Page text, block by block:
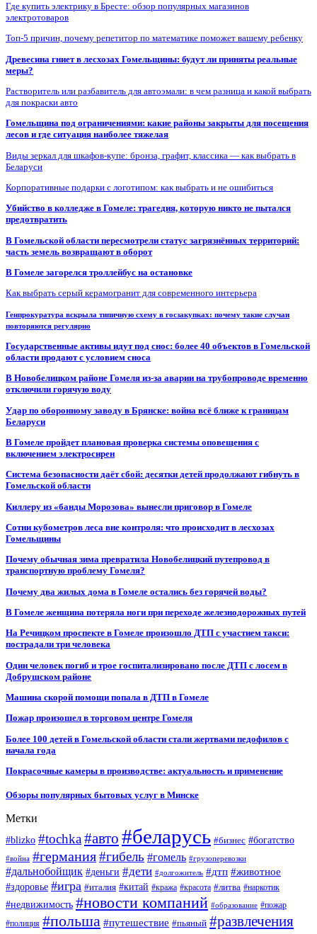
Где купить электрику в Бресте: обзор популярных магазинов
электротоваров
Топ-5 причин, почему репетитор по математике поможет вашему ребенку
Древесина гниет в лесхозах Гомельщины: будут ли приняты реальные
меры?
Растворитель или разбавитель для автоэмали: в чем разница и какой выбрать
для покраски авто
Гомельщина под ограничениями: какие районы закрыты для посещения
лесов и где ситуация наиболее тяжелая
Виды зеркал для шкафов-купе: бронза, графит, классика — как выбрать в
Беларуси
Корпоративные подарки с логотипом: как выбрать и не ошибиться
Убийство в колледже в Гомеле: трагедия, которую никто не пытался
предотвратить
В Гомельской области пересмотрели статус загрязнённых территорий:
часть земель возвращают в оборот
В Гомеле загорелся троллейбус на остановке
Как выбрать серый керамогранит для современного интерьера
Генпрокуратура вскрыла типичную схему в госзакупках: почему такие случаи
повторяются регулярно
Государственные активы идут под снос: более 40 объектов в Гомельской
области продают с условием сноса
В Новобелицком районе Гомеля из-за аварии на трубопроводе временно
отключили горячую воду
Удар по оборонному заводу в Брянске: война всё ближе к границам
Беларуси
В Гомеле пройдет плановая проверка системы оповещения с
включением электросирен
Система безопасности даёт сбой: десятки детей продолжают гибнуть в
Гомельской области
Киллеру из «банды Морозова» вынесли приговор в Гомеле
Сотни кубометров леса вне контроля: что происходит в лесхозах
Гомельщины
Почему обычная зима превратила Новобелицкий путепровод в
транспортную проблему Гомеля?
Почему два жилых дома в Гомеле остались без горячей воды?
В Гомеле женщина потеряла ноги при переходе железнодорожных путей
На Речицком проспекте в Гомеле произошло ДТП с участием такси:
пострадали три человека
Один человек погиб и трое госпитализировано после ДТП с лосем в
Добрушском районе
Машина скорой помощи попала в ДТП в Гомеле
Пожар произошел в торговом центре Гомеля
Более 100 детей в Гомельской области стали жертвами педофилов с
начала года
Покрасочные камеры в производстве: актуальность и применение
Обзоры популярных бытовых услуг в Минске
Метки
#blizko #tochka#авто #беларусь #бизнес #богатство
#война #германия#гибель #гомель #грузоперевозки
#дальнобойщик #деньги #дети #долгожитель #дтп #животное
#здоровье #игра #италия #китай #кража #красота #литва #наркотик
#недвижимость #новости компаний #образование #пожар
#полиция #польша #путешествие #пьяный #развлечения